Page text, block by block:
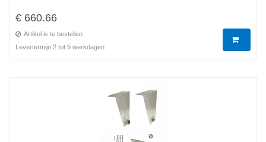
€ 660.66
Artikel is te bestellen
Levertermijn 2 tot 5 werkdagen